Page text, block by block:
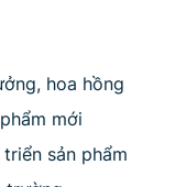
hoa hồng
mới
sản phẩm